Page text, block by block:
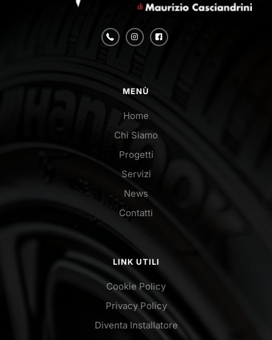
MENÙ
Home
Chi Siamo
Progetti
Servizi
News
Contatti
LINK UTILI
Cookie Policy
Privacy Policy
Diventa Installatore